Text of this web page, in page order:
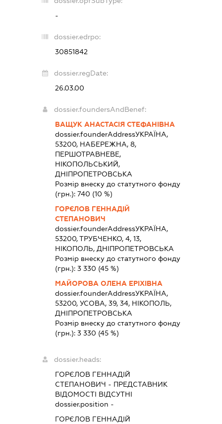
-
dossier.edrpo:
30851842
dossier.regDate:
26.03.00
dossier.foundersAndBenef:
ВАЩУК АНАСТАСІЯ СТЕФАНІВНА
dossier.founderAddressУКРАЇНА,
53200, НАБЕРЕЖНА, 8,
ПЕРШОТРАВНЕВЕ,
НІКОПОЛЬСЬКИЙ,
ДНІПРОПЕТРОВСЬКА
Розмір внеску до статутного фонду
(грн.): 740 (10 %)
ГОРЄЛОВ ГЕННАДІЙ
СТЕПАНОВИЧ
dossier.founderAddressУКРАЇНА,
53200, ТРУБЧЕНКО, 4, 13,
НІКОПОЛЬ, ДНІПРОПЕТРОВСЬКА
Розмір внеску до статутного фонду
(грн.): 3 330 (45 %)
МАЙОРОВА ОЛЕНА ЕРІХІВНА
dossier.founderAddressУКРАЇНА,
53200, УСОВА, 39, 34, НІКОПОЛЬ,
ДНІПРОПЕТРОВСЬКА
Розмір внеску до статутного фонду
(грн.): 3 330 (45 %)
dossier.heads:
ГОРЄЛОВ ГЕННАДІЙ
СТЕПАНОВИЧ - ПРЕДСТАВНИК
ВІДОМОСТІ ВІДСУТНІ
dossier.position -
ГОРЄЛОВ ГЕННАДІЙ